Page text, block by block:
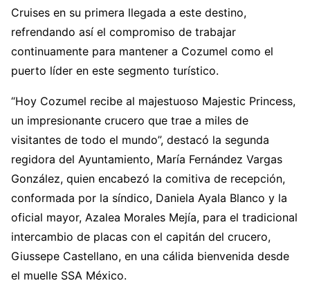
Cruises en su primera llegada a este destino,
refrendando así el compromiso de trabajar
continuamente para mantener a Cozumel como el
puerto líder en este segmento turístico.
“Hoy Cozumel recibe al majestuoso Majestic Princess,
un impresionante crucero que trae a miles de
visitantes de todo el mundo”, destacó la segunda
regidora del Ayuntamiento, María Fernández Vargas
González, quien encabezó la comitiva de recepción,
conformada por la síndico, Daniela Ayala Blanco y la
oficial mayor, Azalea Morales Mejía, para el tradicional
intercambio de placas con el capitán del crucero,
Giussepe Castellano, en una cálida bienvenida desde
el muelle SSA México.